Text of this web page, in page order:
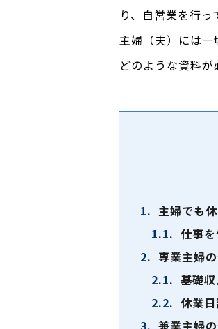
り、自営業を行
主婦（夫）には
どのような資料が
1. 主婦でも
1.1. 仕事
2. 専業主婦
2.1. 基礎
2.2. 休業
3. 兼業主婦